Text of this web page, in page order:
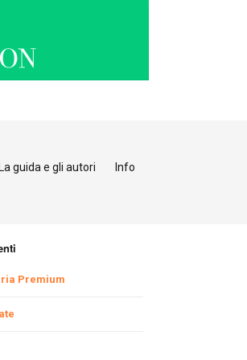
Verona
Vicenza
Padova
Pordenone
Udine
La guida e gli autori Info
Premium